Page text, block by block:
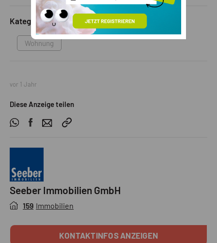
Kategorie
Wohnung
vor 1 Jahr
Diese Anzeige teilen
Seeber Immobilien GmbH
159 Immobilien
KONTAKTINFOS ANZEIGEN